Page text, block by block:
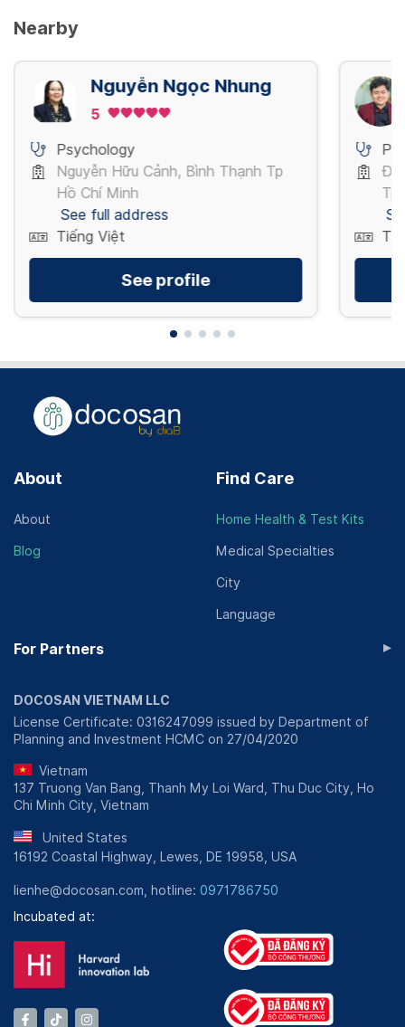
Nearby
Nguyễn Ngọc Nhung
5
Psychology
Nguyễn Hữu Cảnh, Bình Thạnh Tp
Hồ Chí Minh
See full address
Tiếng Việt
See profile
Tp
About
About
Blog
Find Care
Home Health & Test Kits
Medical Specialties
City
Language
For Partners ▸
DOCOSAN VIETNAM LLC
License Certificate: 0316247099 issued by Department of
Planning and Investment HCMC on 27/04/2020
Vietnam
137 Truong Van Bang, Thanh My Loi Ward, Thu Duc City, Ho
Chi Minh City, Vietnam
United States
16192 Coastal Highway, Lewes, DE 19958, USA
lienhe@docosan.com, hotline: 0971786750
Incubated at: